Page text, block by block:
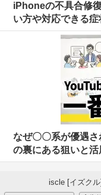
iPhoneの不具合修
い方や対応できる
なぜ〇〇系が優遇さ
の裏にある狙いと活
iscle [イズク